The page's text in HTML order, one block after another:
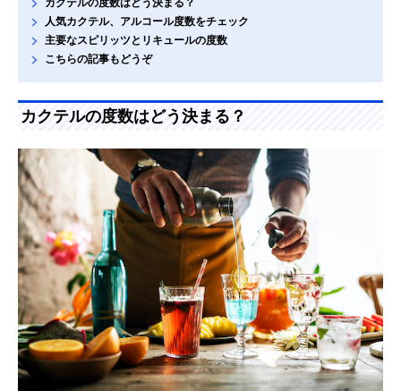
カクテルの度数はどう決まる？
人気カクテル、アルコール度数をチェック
主要なスピリッツとリキュールの度数
こちらの記事もどうぞ
カクテルの度数はどう決まる？